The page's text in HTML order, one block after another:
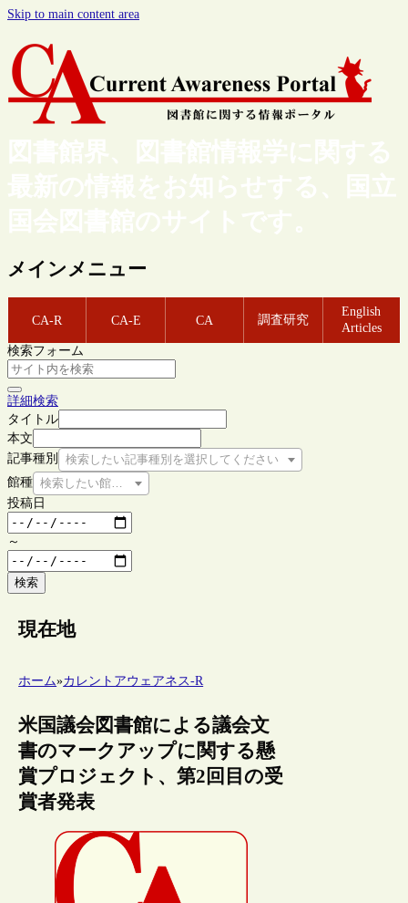
Skip to main content area
図書館界、図書館情報学に関する
最新の情報をお知らせする、国立
国会図書館のサイトです。
メインメニュー
CA-R CA-E CA 調査研究
English
Articles
検索フォーム
詳細検索
タイトル
本文
記事種別
検索したい記事種別を選択してください
館種 検索したい館種を選択してください
投稿日
～
検索
現在地
ホーム»カレントアウェアネス-R
米国議会図書館による議会文
書のマークアップに関する懸
賞プロジェクト、第2回目の受
賞者発表